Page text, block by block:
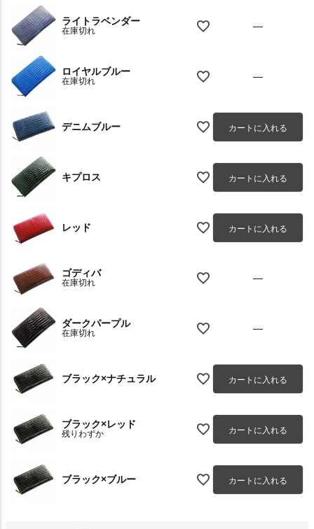
ライトラベンダー
在庫切れ —
ロイヤルブルー
在庫切れ —
デニムブルー カートに入れる
キプロス カートに入れる
レッド カートに入れる
ゴディバ
在庫切れ —
ダークパープル
在庫切れ —
ブラック×ナチュラル カートに入れる
ブラック×レッド
残りわずか カートに入れる
ブラック×ブルー カートに入れる